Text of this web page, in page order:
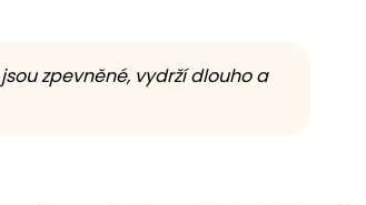
zpevněné, vydrží dlouho a